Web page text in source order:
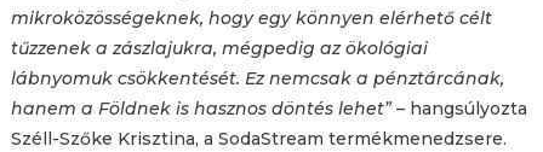
mikroközösségeknek, hogy egy könnyen elérhető célt
tűzzenek a zászlajukra, mégpedig az ökológiai
lábnyomuk csökkentését. Ez nemcsak a pénztárcának,
hanem a Földnek is hasznos döntés lehet”– hangsúlyozta
Széll-Szőke Krisztina, a SodaStream termékmenedzsere.